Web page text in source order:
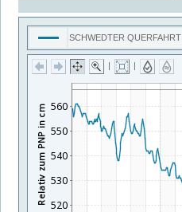
SCHWEDTER QUERFAHRT
| |